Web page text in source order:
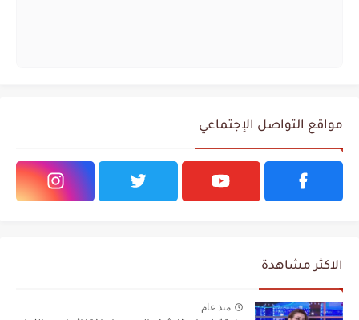
مواقع التواصل الإجتماعي
الاكثر مشاهدة
منذ عام